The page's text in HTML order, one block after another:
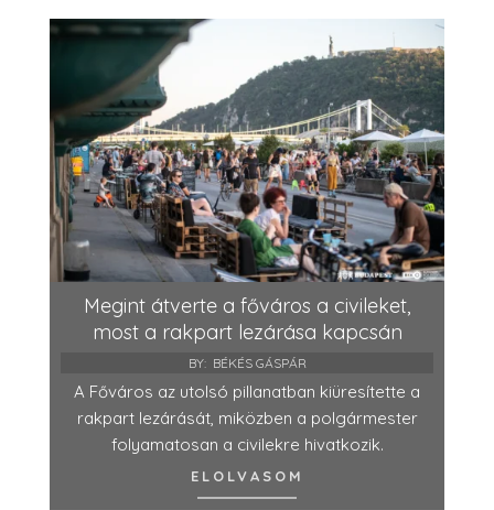
Megint átverte a főváros a civileket,
most a rakpart lezárása kapcsán
BY: BÉKÉS GÁSPÁR
A Főváros az utolsó pillanatban kiüresítette a
rakpart lezárását, miközben a polgármester
folyamatosan a civilekre hivatkozik.
ELOLVASOM